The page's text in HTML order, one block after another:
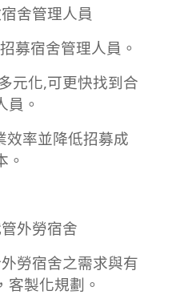
舍管理人員
募宿舍管理人員。
元化,可更快找到合
員。
效率並降低招募成
。
外勞宿舍
勞宿舍之需求與有
客製化規劃。